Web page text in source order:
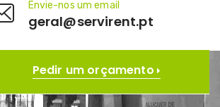
Envie-nos um email
geral@servirent.pt
Pedir um orçamento